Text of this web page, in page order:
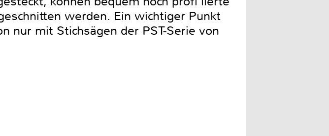
werden. Ein wichtiger Punkt
nur mit Stichsägen der PST-Serie von